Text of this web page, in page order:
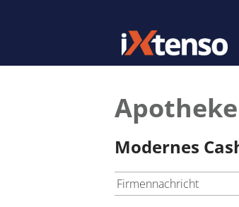
Modernes
Firmennachricht